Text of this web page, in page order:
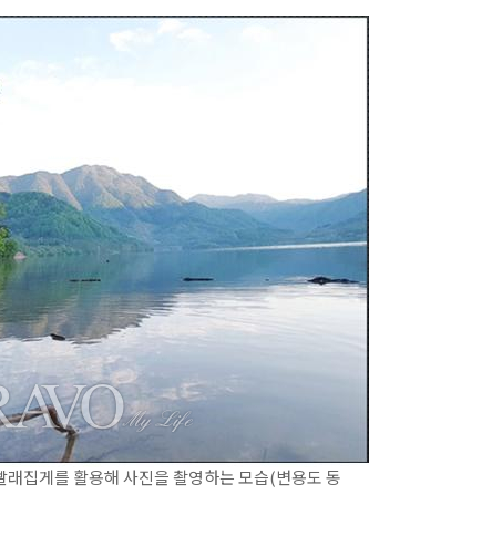
집게를 활용해 사진을 촬영하는 모습(변용도 동